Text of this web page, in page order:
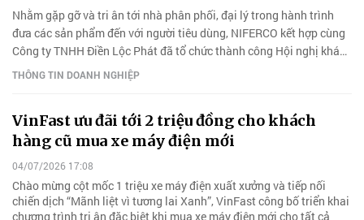
Nhằm gặp gỡ và tri ân tới nhà phân phối, đại lý trong hành trình
đưa các sản phẩm đến với người tiêu dùng, NIFERCO kết hợp cùng
Công ty TNHH Điền Lộc Phát đã tổ chức thành công Hội nghị khách
hàng năm 2026 khu vực Miền Nam và Tây Nguyên.
THÔNG TIN DOANH NGHIỆP
VinFast ưu đãi tới 2 triệu đồng cho khách
hàng cũ mua xe máy điện mới
04/07/2026 17:08
Chào mừng cột mốc 1 triệu xe máy điện xuất xưởng và tiếp nối
chiến dịch “Mãnh liệt vì tương lai Xanh”, VinFast công bố triển khai
chương trình tri ân đặc biệt khi mua xe máy điện mới cho tất cả